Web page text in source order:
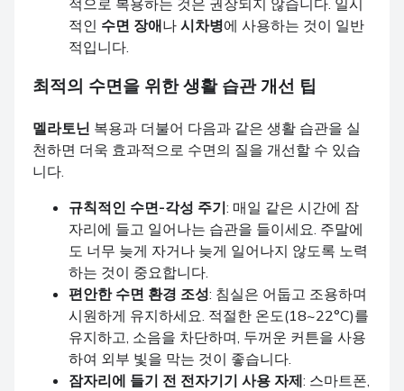
적으로 복용하는 것은 권장되지 않습니다. 일시
적인 수면 장애나 시차병에 사용하는 것이 일반
적입니다.
최적의 수면을 위한 생활 습관 개선 팁
멜라토닌 복용과 더불어 다음과 같은 생활 습관을 실
천하면 더욱 효과적으로 수면의 질을 개선할 수 있습
니다.
규칙적인 수면-각성 주기: 매일 같은 시간에 잠
자리에 들고 일어나는 습관을 들이세요. 주말에
도 너무 늦게 자거나 늦게 일어나지 않도록 노력
하는 것이 중요합니다.
편안한 수면 환경 조성: 침실은 어둡고 조용하며
시원하게 유지하세요. 적절한 온도(18~22°C)를
유지하고, 소음을 차단하며, 두꺼운 커튼을 사용
하여 외부 빛을 막는 것이 좋습니다.
잠자리에 들기 전 전자기기 사용 자제: 스마트폰,